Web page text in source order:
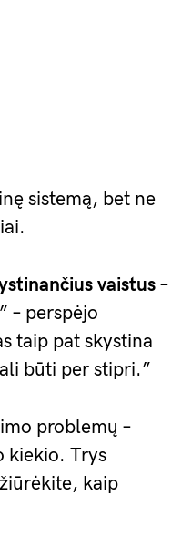
sistemą, bet ne
vaistus –
– perspėjo
taip pat skystina
būti per stipri.”
problemų –
kiekio. Trys
kaip